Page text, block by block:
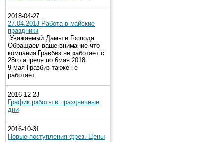
2018-04-27
27.04.2018 Работа в майские
праздники
Уважаемый Дамы и Господа
Обращаем ваше внимание что
компания Гравбиз не работает с
28го апреля по 6мая 2018г
9 мая Гравбиз также не
работает.
2016-12-28
График работы в праздничные
дни
2016-10-31
Новые поступления фрез. Цены